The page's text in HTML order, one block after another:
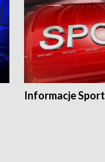
Informacje Sport